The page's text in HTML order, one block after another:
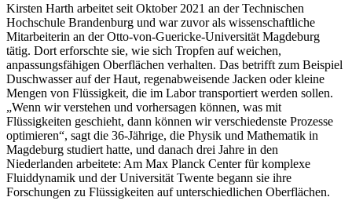
Kirsten Harth arbeitet seit Oktober 2021 an der Technischen
Hochschule Brandenburg und war zuvor als wissenschaftliche
Mitarbeiterin an der Otto-von-Guericke-Universität Magdeburg
tätig. Dort erforschte sie, wie sich Tropfen auf weichen,
anpassungsfähigen Oberflächen verhalten. Das betrifft zum Beispiel
Duschwasser auf der Haut, regenabweisende Jacken oder kleine
Mengen von Flüssigkeit, die im Labor transportiert werden sollen.
„Wenn wir verstehen und vorhersagen können, was mit
Flüssigkeiten geschieht, dann können wir verschiedenste Prozesse
optimieren“, sagt die 36-Jährige, die Physik und Mathematik in
Magdeburg studiert hatte, und danach drei Jahre in den
Niederlanden arbeitete: Am Max Planck Center für komplexe
Fluiddynamik und der Universität Twente begann sie ihre
Forschungen zu Flüssigkeiten auf unterschiedlichen Oberflächen.